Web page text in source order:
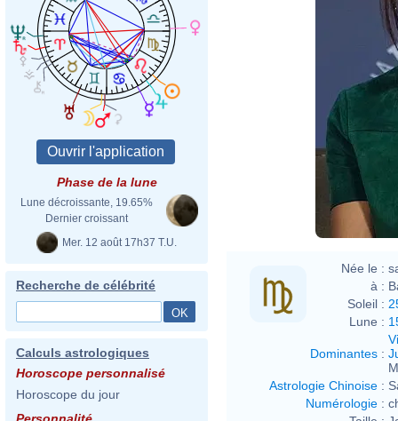
Phase de la lune
Lune décroissante, 19.65%
Dernier croissant
Mer. 12 août 17h37 T.U.
Recherche de célébrité
Calculs astrologiques
Horoscope personnalisé
Horoscope du jour
Née le :
à :
Soleil :
Lune :
Dominantes :
Astrologie Chinoise :
Numérologie :